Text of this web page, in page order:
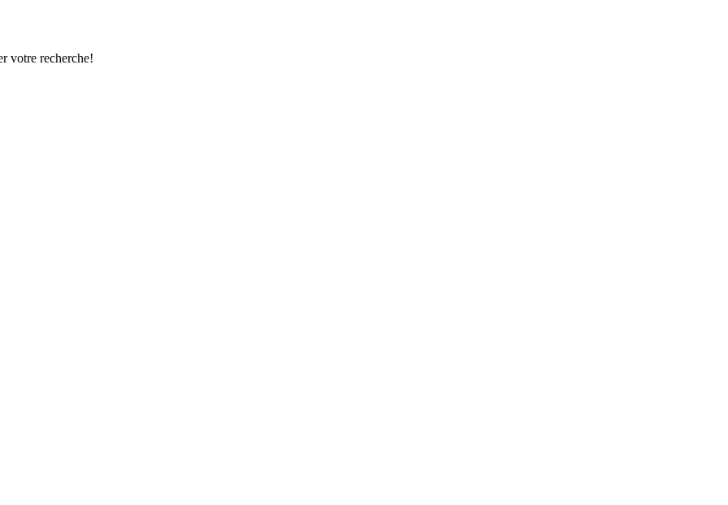
votre recherche!